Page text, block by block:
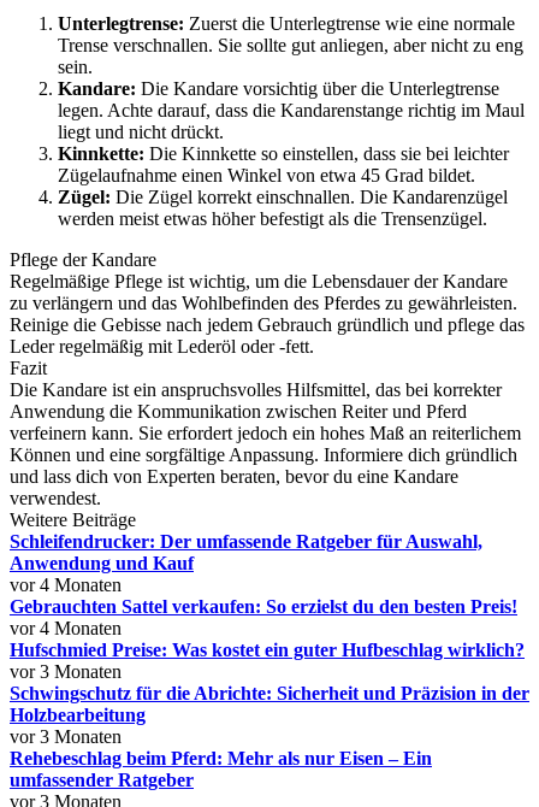
Unterlegtrense: Zuerst die Unterlegtrense wie eine normale
Trense verschnallen. Sie sollte gut anliegen, aber nicht zu eng
sein.
Kandare: Die Kandare vorsichtig über die Unterlegtrense
legen. Achte darauf, dass die Kandarenstange richtig im Maul
liegt und nicht drückt.
Kinnkette: Die Kinnkette so einstellen, dass sie bei leichter
Zügelaufnahme einen Winkel von etwa 45 Grad bildet.
Zügel: Die Zügel korrekt einschnallen. Die Kandarenzügel
werden meist etwas höher befestigt als die Trensenzügel.
Pflege der Kandare
Regelmäßige Pflege ist wichtig, um die Lebensdauer der Kandare
zu verlängern und das Wohlbefinden des Pferdes zu gewährleisten.
Reinige die Gebisse nach jedem Gebrauch gründlich und pflege das
Leder regelmäßig mit Lederöl oder -fett.
Fazit
Die Kandare ist ein anspruchsvolles Hilfsmittel, das bei korrekter
Anwendung die Kommunikation zwischen Reiter und Pferd
verfeinern kann. Sie erfordert jedoch ein hohes Maß an reiterlichem
Können und eine sorgfältige Anpassung. Informiere dich gründlich
und lass dich von Experten beraten, bevor du eine Kandare
verwendest.
Weitere Beiträge
Schleifendrucker: Der umfassende Ratgeber für Auswahl,
Anwendung und Kauf
vor 4 Monaten
Gebrauchten Sattel verkaufen: So erzielst du den besten Preis!
vor 4 Monaten
Hufschmied Preise: Was kostet ein guter Hufbeschlag wirklich?
vor 3 Monaten
Schwingschutz für die Abrichte: Sicherheit und Präzision in der
Holzbearbeitung
vor 3 Monaten
Rehebeschlag beim Pferd: Mehr als nur Eisen – Ein
umfassender Ratgeber
vor 3 Monaten